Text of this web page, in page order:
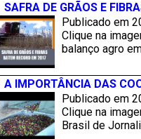
SAFRA DE GRÃOS E
Publicado em
Clique na
balanço agro
A IMPORTÂNCIA DAS
Publicado em
Clique na
Brasil de